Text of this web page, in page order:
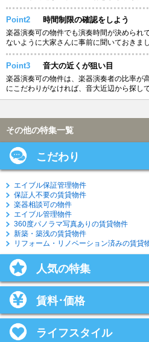
Point2 時間制限の確認をしよう
楽器演奏可の物件でも演奏時間が決められ
ないように大家さんに事前に聞いておきま
Point3 音大の近くが狙い目
楽器演奏可の物件は、楽器演奏者の比率が
にこだわりがなければ、音大近辺から探し
その他の特集一覧
こだわり
エイブル保証管理物件
保証人不要の賃貸物件
楽器相談可の物件
エイブル管理物件
360度パノラマ写真ありの賃貸物件
新築・築浅の賃貸物件
リフォーム・リノベーション済みの賃貸
人気の特集
賃料･価格
ライフスタイル